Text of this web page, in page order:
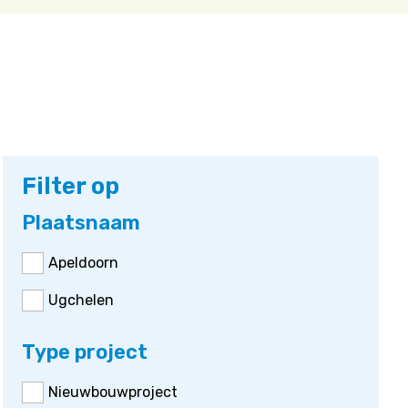
Filter op
Plaatsnaam
Apeldoorn
Ugchelen
Type project
Nieuwbouwproject